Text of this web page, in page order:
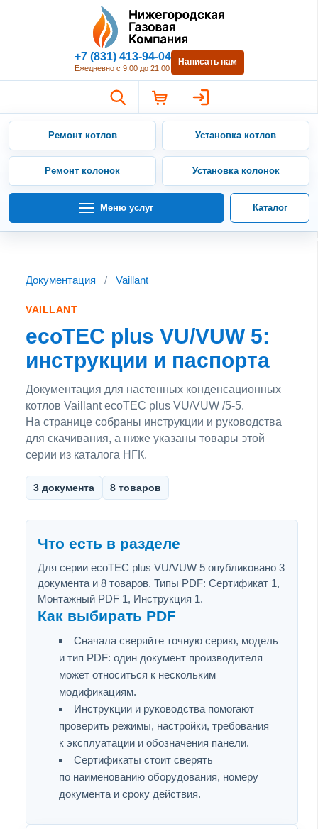
Нижегородская Газовая
+7 (831) 413-94-04
Ежедневно с 9:00 до 21:00
Написать нам
Ремонт котлов Установка котлов
Ремонт колонок Установка колонок
Меню услуг Каталог
Документация / Vaillant
VAILLANT
ecoTEC plus VU/VUW 5:
инструкции и паспорта
Документация для настенных конденсационных
котлов Vaillant ecoTEC plus VU/VUW /5-5.
На странице собраны инструкции и руководства
для скачивания, а ниже указаны товары этой
серии из каталога НГК.
3 документа 8 товаров
Что есть в разделе
Для серии ecoTEC plus VU/VUW 5 опубликовано 3
документа и 8 товаров. Типы PDF: Сертификат 1,
Монтажный PDF 1, Инструкция 1.
Как выбирать PDF
Сначала сверяйте точную серию, модель
и тип PDF: один документ производителя
может относиться к нескольким
модификациям.
Инструкции и руководства помогают
проверить режимы, настройки, требования
к эксплуатации и обозначения панели.
Сертификаты стоит сверять
по наименованию оборудования, номеру
документа и сроку действия.